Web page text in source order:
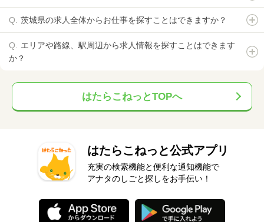
茨城県の求人全体からお仕事を探すことはできますか？
エリアや路線、駅周辺から求人情報を探すことはできます
か？
はたらこねっとTOPへ
はたらこねっと公式アプリ
充実の検索機能と便利な通知機能で
アナタのしごと探しをお手伝い！